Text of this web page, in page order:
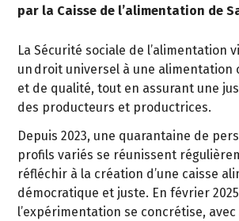
par la Caisse de l’alimentation de
La Sécurité sociale de l’alimentation
un droit universel à une alimentation
et de qualité, tout en assurant une
des producteurs et productrices.
Depuis 2023, une quarantaine de
profils variés se réunissent
réfléchir à la création d’une caisse
démocratique et juste. En février
l’expérimentation se concrétise,